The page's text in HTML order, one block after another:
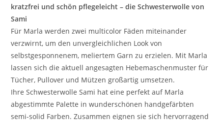
kratzfrei und schön pflegeleicht – die Schwesterwolle von
Sami
Für Marla werden zwei multicolor Fäden miteinander
verzwirnt, um den unvergleichlichen Look von
selbstgesponnenem, meliertem Garn zu erzielen. Mit Marla
lassen sich die aktuell angesagten Hebemaschenmuster für
Tücher, Pullover und Mützen großartig umsetzen.
Ihre Schwesterwolle Sami hat eine perfekt auf Marla
abgestimmte Palette in wunderschönen handgefärbten
semi-solid Farben. Zusammen eignen sie sich hervorragend